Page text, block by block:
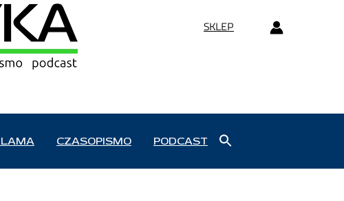
SKLEP
CZASOPISMO PODCAST